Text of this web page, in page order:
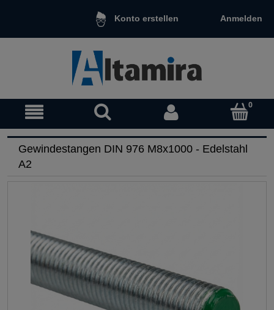
Konto erstellen Anmelden
Gewindestangen DIN 976 M8x1000 - Edelstahl
A2